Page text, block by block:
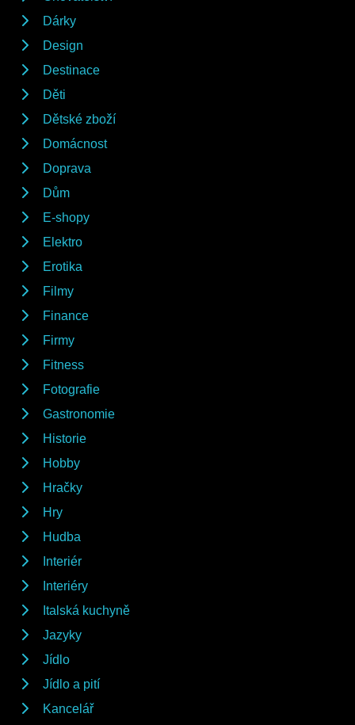
Dárky
Design
Destinace
Děti
Dětské zboží
Domácnost
Doprava
Dům
E-shopy
Elektro
Erotika
Filmy
Finance
Firmy
Fitness
Fotografie
Gastronomie
Historie
Hobby
Hračky
Hry
Hudba
Interiér
Interiéry
Italská kuchyně
Jazyky
Jídlo
Jídlo a pití
Kancelář